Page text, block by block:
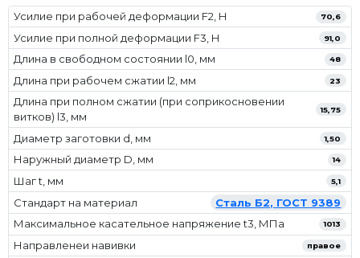
Усилие при рабочей деформации F2, Н 70,6
Усилие при полной деформации F3, Н 91,0
Длина в свободном состоянии l0, мм 48
Длина при рабочем сжатии l2, мм 23
Длина при полном сжатии (при соприкосновении
витков) l3, мм
15,75
Диаметр заготовки d, мм 1,50
Наружный диаметр D, мм 14
Шаг t, мм 5,1
Стандарт на материал
Сталь Б2, ГОСТ 9389
Максимальное касательное напряжение t3, МПа
1013
Направленеи навивки правое